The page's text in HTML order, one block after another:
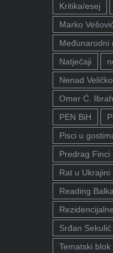
Kritika/esej
Marko
Međunarodni
Natječaji
Nenad
Omer Ć.
PEN BiH
Pisci u
Predrag Finci
Rat u Ukrajini
Reading
Srđan Sekulić
Tematski blok